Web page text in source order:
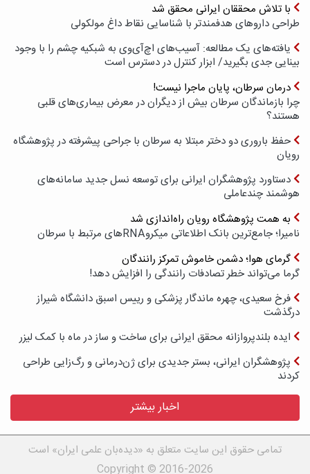
با تلاش محققان ایرانی محقق شد
طراحی داروهای هدفمندتر با شناسایی نقاط داغ مولکولی
یافته‌های یک مطالعه: آسیب‌های اچ‌آی‌وی به شبکیه چشم را با وجود
بینایی جدی بگیرید/ ابزار کنترل در دسترس است
درمان سرطان، پایان ماجرا نیست!
چرا بازماندگان سرطان بیش از دیگران در معرض بیماری‌های قلبی
هستند؟
حفظ باروری دو دختر مبتلا به سرطان با جراحی پیشرفته در پژوهشگاه
رویان
دستاورد پژوهشگران ایرانی برای توسعه نسل جدید سامانه‌های
هوشمند چندعاملی
به همت پژوهشگاه رویان راه‌اندازی شد
نامیرا؛ جامع‌ترین بانک اطلاعاتی میکروRNAهای مرتبط با سرطان
گرمای هوا؛ دشمن خاموش تمرکز رانندگان
گرما می‌تواند خطر تصادفات رانندگی را افزایش دهد!
فرخ سعیدی، چهره ماندگار پزشکی و رییس اسبق دانشگاه شیراز
درگذشت
ایده بلندپروازانه محقق ایرانی برای ساخت و ساز در ماه با کمک لیزر
پژوهشگران ایرانی، بستر جدیدی برای ژن‌درمانی و رگ‌زایی طراحی
کردند
اخبار بیشتر
تمامی حقوق این سایت متعلق به «دیده‌بان علمی ایران» است
Copyright © 2016-2026